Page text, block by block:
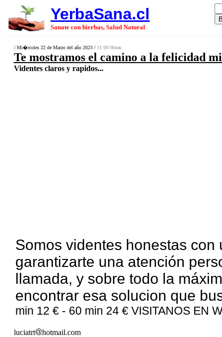
YerbaSana.cl
Sanate con hierbas, Salud Natural
/ Mi�rcoles 22 de Marzo del año 2023 / 11:00 Horas.
Te mostramos el camino a la felicidad
Videntes claros y rapidos...
Somos videntes honestas
garantizarte una atención
llamada, y sobre todo la
encontrar esa solucion que
min 12 € - 60 min 24€ VISITANOS EN
luciatrt hotmail.com